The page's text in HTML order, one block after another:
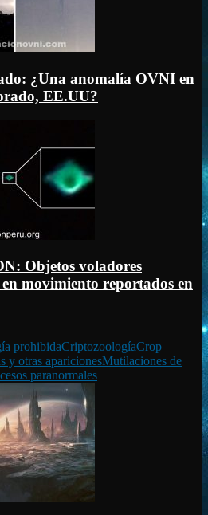
¿Una anomalía OVNI en
EE.UU?
Objetos voladores
movimiento reportados en
prohibidaCriptozoologíaCrop
y otras aparicionesMutilaciones de
paranormales